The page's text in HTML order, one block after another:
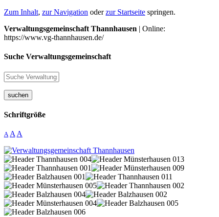
Zum Inhalt, zur Navigation oderzur Startseite springen.
Verwaltungsgemeinschaft Thannhausen | Online:
https://www.vg-thannhausen.de/
Suche Verwaltungsgemeinschaft
suchen
Schriftgröße
A A A